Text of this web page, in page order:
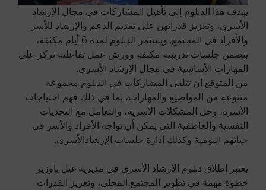
يهدف هذا الدبلوم إلى تأهيل المشاركات في مجال الإرشاد
الأسري، وتعزيز قدراتهن على تقديم الدعم والإرشاد للأسر
والأفراد في المجتمع. ويستمر الدبلوم لمدة 6 أيام مكثفة،
يتضمن جلسات تدريبية مكثفة وورش عمل تفاعلية تركز على
المهارات الأساسية في مجال الإرشاد الأسري.
من المتوقع أن تتلقى المشاركات في الدبلوم مجموعة
متنوعة من المواضيع والمهارات، بما في ذلك فهم احتياجات
الأسرة، وحل المشكلات الأسرية، والتعامل مع التحديات
النفسية والعاطفية التي يمكن أن تواجه الأفراد والأسر في
حياتهم اليومية وكذلك ادارة جلسات الإرشادالأسري.
يعتبر إطلاق دبلوم الإرشاد الأسري في مديرية غيل باوزير
خطوة مهمة في تطوير المجتمع المحلي، وتعزيز القدرات